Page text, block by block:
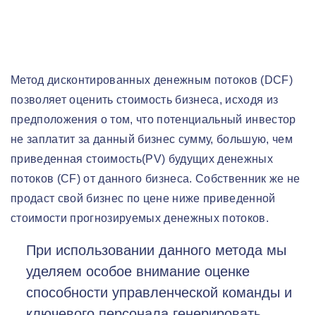
Метод дисконтированных денежным потоков (DCF)
позволяет оценить стоимость бизнеса, исходя из
предположения о том, что потенциальный инвестор
не заплатит за данный бизнес сумму, большую, чем
приведенная стоимость(PV) будущих денежных
потоков (CF) от данного бизнеса. Собственник же не
продаст свой бизнес по цене ниже приведенной
стоимости прогнозируемых денежных потоков.
При использовании данного метода мы
уделяем особое внимание оценке
способности управленческой команды и